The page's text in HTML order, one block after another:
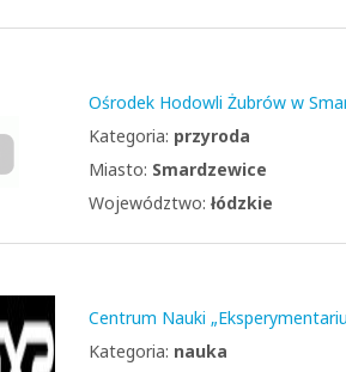
Ośrodek Hodowli Żubrów w
Kategoria: przyroda
Miasto: Smardzewice
Województwo: łódzkie
Centrum Nauki
Kategoria: nauka